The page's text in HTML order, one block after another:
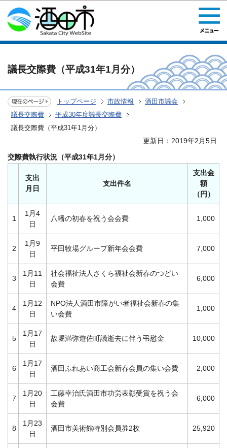
このページの本文へ移動
議長交際費（平成31年1月分）
トップページ 市政情報
酒田市議会
議長交際費
平成30年度議長交際費
議長交際費（平成31年1月分）
更新日：2019年2月5日
交際費執行状況（平成31年1月分）
支出
月日
支出件名
支出金
額
（円）
1
1月4
日
八幡の初春を祝う会会費 1,000
2
1月9
日
平田牧場グループ新年会会費 7,000
3
1月11
日
社会福祉法人さくら福祉会新春のつどい
会費
6,000
4
1月12
日
NPO法人酒田市障がい者福祉会新春の集
い会費
1,000
5
1月17
日
故堀満弥遊佐町議逝去に伴う弔慰金 10,000
6
1月17
日
酒田ふれあい商工会新春会員の集い会費 2,000
7
1月20
日
工藤幸治氏酒田市功労表彰受賞を祝う会
会費
6,000
8
1月23
日
酒田市美術館特別会員券2枚 25,920